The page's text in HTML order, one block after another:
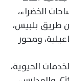
الخضراء،
بقربه من طريق بلبيس،
ومحور
الحيوية،